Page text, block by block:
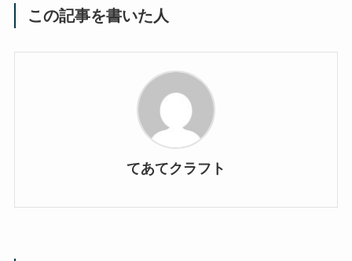
この記事を書いた人
てあてクラフト